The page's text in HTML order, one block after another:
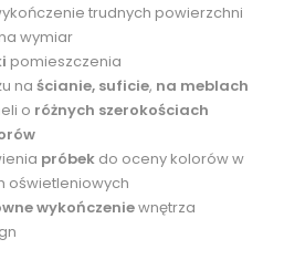
trudnych powierzchni
na wymiar
pomieszczenia
na ścianie, suficie, na meblach
o różnych szerokościach
próbek do oceny kolorów w
oświetleniowych
wykończeniewnętrza